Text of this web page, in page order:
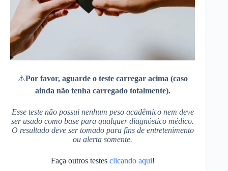
⚠️Por favor, aguarde o teste carregar acima (caso
ainda não tenha carregado totalmente).
Esse teste não possui nenhum peso acadêmico nem deve
ser usado como base para qualquer diagnóstico médico.
O resultado deve ser tomado para fins de entretenimento
ou alerta somente.
Faça outros testes clicando aqui!